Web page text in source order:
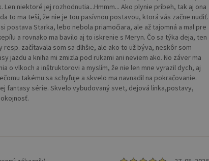
niektoré jej rozhodnutia...Hmmm... Ako plynie príbeh, tak aj ona
to ma teší, že nie je tou pasívnou postavou, ktorá vás začne nudiť.
postava Starka, lebo nebola priamočiara, ale až tajomná a mal pre
a rovnako ma bavilo aj to iskrenie s Meryn. Čo sa týka deja, ten
resp. začítavala som sa dlhšie, ale ako to už býva, neskôr som
jazdu a kniha mi zmizla pod rukami ani neviem ako. No záver ma
o vlkoch a inštruktorovi a myslím, že nie len mne vyrazil dych, aj
takému sa schyľuje a skvelo ma navnadil na pokračovanie.
fantasy série. Skvelo vybudovaný svet, dejová linka,postavy,